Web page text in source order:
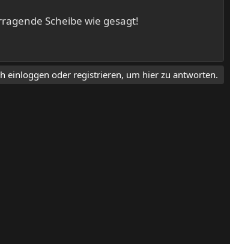
Scheibe wie gesagt!
einloggen oder registrieren, um hier zu antworten.